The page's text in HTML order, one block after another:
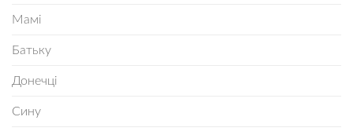
Мамі
Батьку
Донечці
Сину